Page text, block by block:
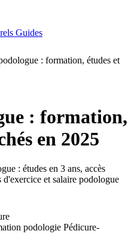
Guides
: formation, études et
: formation,
en 2025
: études en 3 ans, accès
d'exercice et salaire podologue
podologie Pédicure-